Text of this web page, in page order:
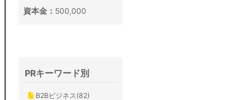
資本金： 500,000
PRキーワード別
B2Bビジネス(82)